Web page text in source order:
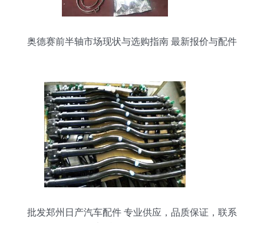
奥德赛前半轴市场现状与选购指南 最新报价与配件
批发郑州日产汽车配件 专业供应，品质保证，联系